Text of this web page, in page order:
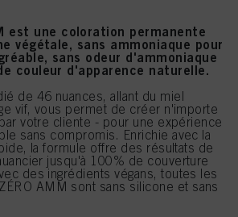
est une coloration permanente
végétale, sans ammoniaque pour
sans odeur d'ammoniaque
couleur d'apparence naturelle.
de 46 nuances, allant du miel
vif, vous permet de créer n'importe
votre cliente - pour une expérience
sans compromis. Enrichie avec la
la formule offre des résultats de
jusqu'à 100% de couverture
des ingrédients végans, toutes les
AMM sont sans silicone et sans